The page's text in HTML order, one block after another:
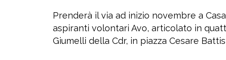
Prenderà il via ad inizio novembre a
aspiranti volontari Avo, articolato in
Giumelli della Cdr, in piazza Cesare